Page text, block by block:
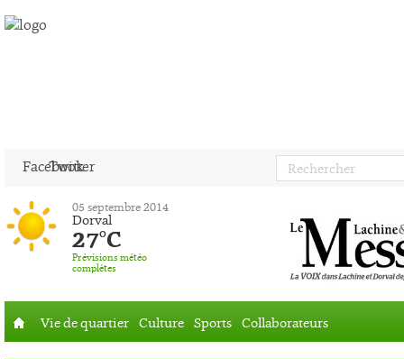
Facebook
Twitter
05 septembre 2014
Dorval
27°C
Prévisions météo
complètes
Vie de quartier Culture Sports Collaborateurs